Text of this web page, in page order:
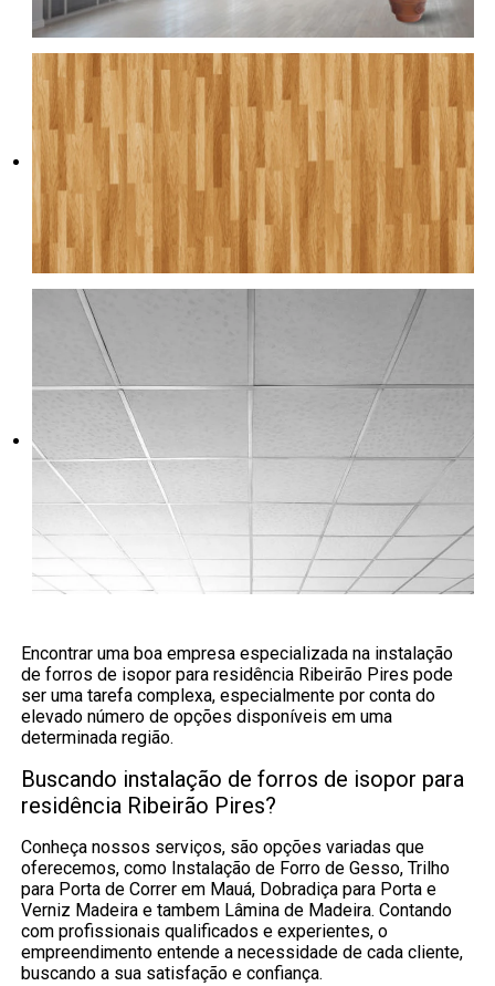
Encontrar uma boa empresa especializada na instalação
de forros de isopor para residência Ribeirão Pires pode
ser uma tarefa complexa, especialmente por conta do
elevado número de opções disponíveis em uma
determinada região.
Buscando instalação de forros de isopor para
residência Ribeirão Pires?
Conheça nossos serviços, são opções variadas que
oferecemos, como Instalação de Forro de Gesso, Trilho
para Porta de Correr em Mauá, Dobradiça para Porta e
Verniz Madeira e tambem Lâmina de Madeira. Contando
com profissionais qualificados e experientes, o
empreendimento entende a necessidade de cada cliente,
buscando a sua satisfação e confiança.